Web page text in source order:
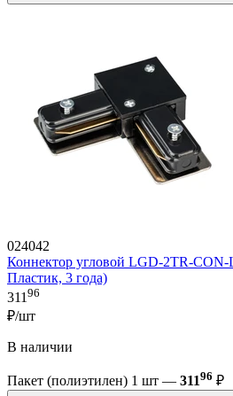
024042
Коннектор угловой LGD-2TR-
Пластик, 3 года)
311 96
₽/шт
В наличии
Пакет (полиэтилен) 1 шт — 31196 ₽